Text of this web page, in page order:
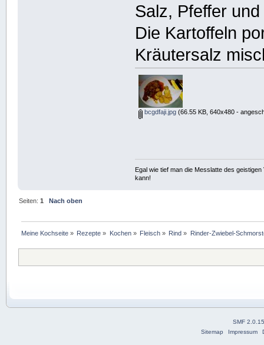
Salz, Pfeffer
Die Kartoffeln
Kräutersalz
bcgdfaji.jpg(66.55 KB, 640x480 -
Egal wie tief man die Messlatte des
kann!
Seiten:1 Nach oben
Meine Kochseite » Rezepte » Kochen» Fleisch » Rind » Rinder-Zwiebel-
SMF
Sitemap
Impressum